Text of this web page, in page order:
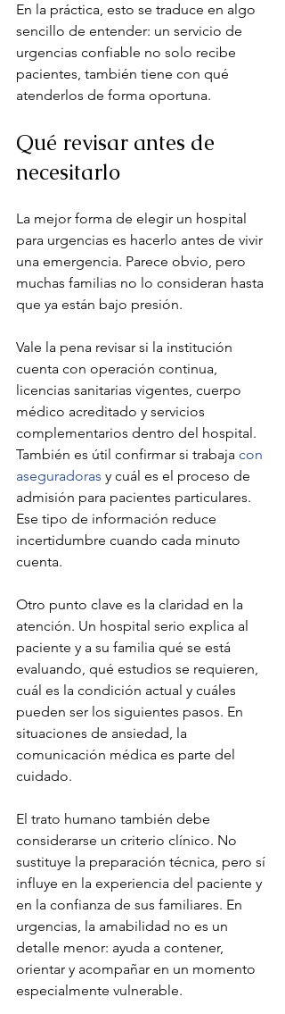
En la práctica, esto se traduce en algo
sencillo de entender: un servicio de
urgencias confiable no solo recibe
pacientes, también tiene con qué
atenderlos de forma oportuna.
Qué revisar antes de
necesitarlo
La mejor forma de elegir un hospital
para urgencias es hacerlo antes de vivir
una emergencia. Parece obvio, pero
muchas familias no lo consideran hasta
que ya están bajo presión.
Vale la pena revisar si la institución
cuenta con operación continua,
licencias sanitarias vigentes, cuerpo
médico acreditado y servicios
complementarios dentro del hospital.
También es útil confirmar si trabaja con
aseguradoras y cuál es el proceso de
admisión para pacientes particulares.
Ese tipo de información reduce
incertidumbre cuando cada minuto
cuenta.
Otro punto clave es la claridad en la
atención. Un hospital serio explica al
paciente y a su familia qué se está
evaluando, qué estudios se requieren,
cuál es la condición actual y cuáles
pueden ser los siguientes pasos. En
situaciones de ansiedad, la
comunicación médica es parte del
cuidado.
El trato humano también debe
considerarse un criterio clínico. No
sustituye la preparación técnica, pero sí
influye en la experiencia del paciente y
en la confianza de sus familiares. En
urgencias, la amabilidad no es un
detalle menor: ayuda a contener,
orientar y acompañar en un momento
especialmente vulnerable.